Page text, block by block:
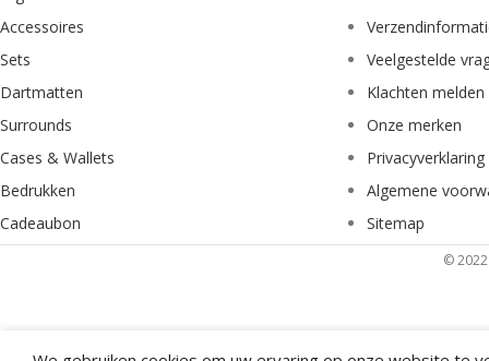
Accessoires
Sets
Dartmatten
Surrounds
Cases & Wallets
Bedrukken
Cadeaubon
Veelgestelde
Klachten melden
Onze merken
Privacyverklaring
Algemene
Sitemap
©